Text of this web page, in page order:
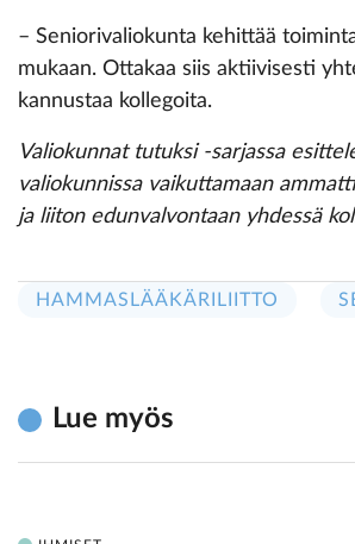
– Seniorivaliokunta kehittää
mukaan. Ottakaa siis aktiivisesti
kannustaa kollegoita.
Valiokunnat tutuksi -sarjassa
valiokunnissa vaikuttamaan
ja liiton edunvalvontaan yhdessä
HAMMASLÄÄKÄRILIITTO
Lue myös